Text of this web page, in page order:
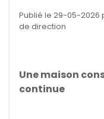
Publié le 29-05-2026
de direction
Une maison
continue